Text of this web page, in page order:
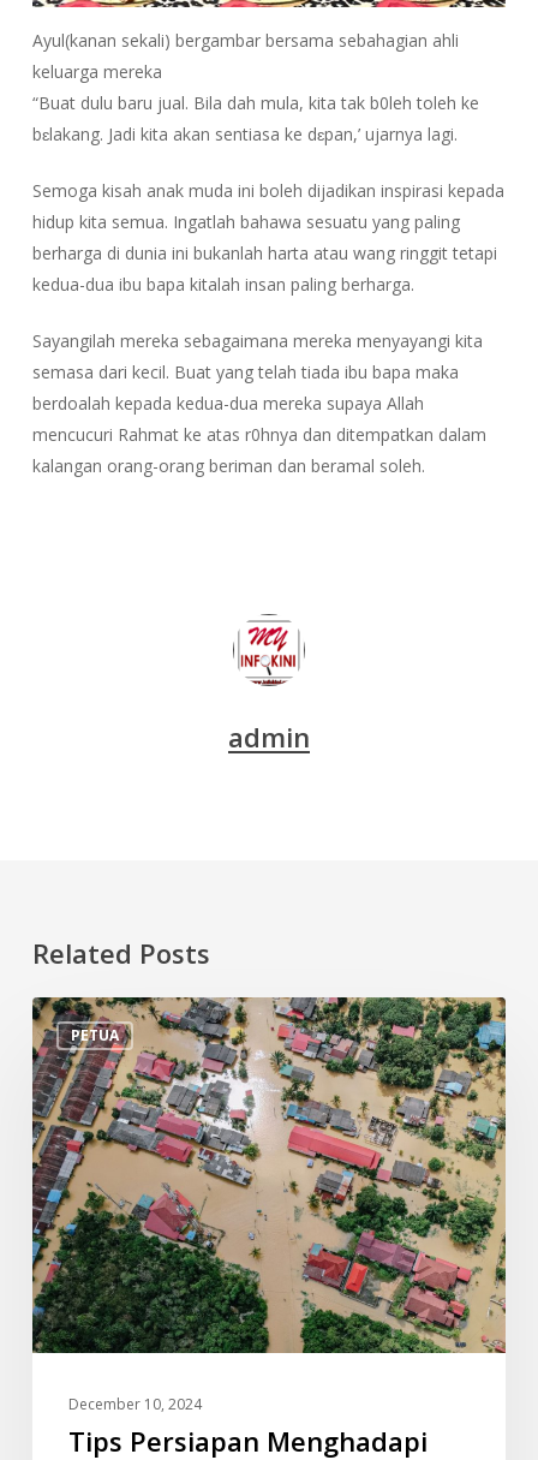
Ayul(kanan sekali) bergambar bersama sebahagian ahli
keluarga mereka
“Buat dulu baru jual. Bila dah mula, kita tak b0leh toleh ke
bɛlakang. Jadi kita akan sentiasa ke dɛpan,’ ujarnya lagi.
Semoga kisah anak muda ini boleh dijadikan inspirasi kepada
hidup kita semua. Ingatlah bahawa sesuatu yang paling
berharga di dunia ini bukanlah harta atau wang ringgit tetapi
kedua-dua ibu bapa kitalah insan paling berharga.
Sayangilah mereka sebagaimana mereka menyayangi kita
semasa dari kecil. Buat yang telah tiada ibu bapa maka
berdoalah kepada kedua-dua mereka supaya Allah
mencucuri Rahmat ke atas r0hnya dan ditempatkan dalam
kalangan orang-orang beriman dan beramal soleh.
admin
Related Posts
PETUA
Tips
Persiapan
Menghadapi
Banjir
December 10, 2024
Tips Persiapan Menghadapi